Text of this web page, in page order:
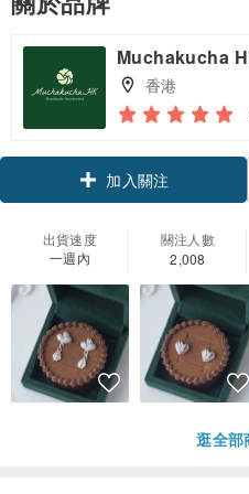
Muchakucha
香港
加入關注
出貨速度
一週內
關注人數
2,008
逛全部